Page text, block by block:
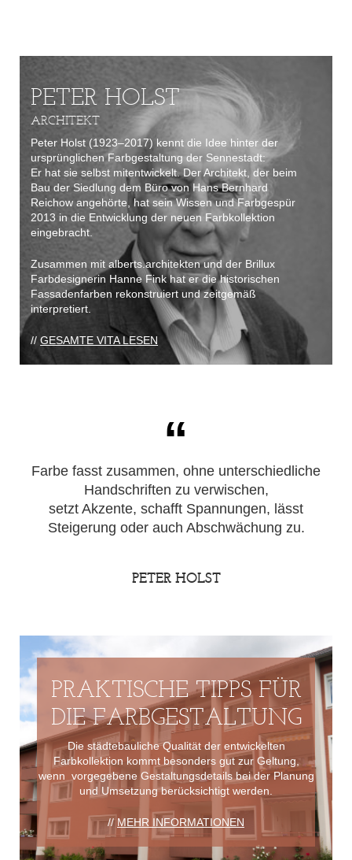
PETER HOLST
ARCHITEKT
Peter Holst (1923–2017) kennt die Idee hinter der
ursprünglichen Farbgestaltung der Sennestadt:
Er hat sie selbst mitentwickelt. Der Architekt, der beim
Bau der Siedlung dem Büro von Hans Bernhard
Reichow angehörte, hat sein Wissen und Farbgespür
2013 in die Entwicklung der neuen Farbkollektion
eingebracht.
Zusammen mit alberts.architekten und der Brillux
Farbdesignerin Hanne Fink hat er die historischen
Fassadenfarben rekonstruiert und zeitgemäß
interpretiert.
//GESAMTE VITA LESEN
Farbe fasst zusammen, ohne unterschiedliche
Handschriften zu verwischen,
setzt Akzente, schafft Spannungen, lässt
Steigerung oder auch Abschwächung zu.
PETER HOLST
PRAKTISCHE TIPPS FÜR
DIE FARBGESTALTUNG
Die städtebauliche Qualität der entwickelten
Farbkollektion kommt besonders gut zur Geltung,
wenn vorgegebene Gestaltungsdetails bei der Planung
und Umsetzung berücksichtigt werden.
// MEHR INFORMATIONEN